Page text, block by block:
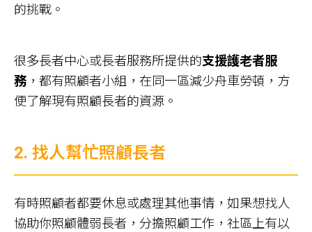
的挑戰。
很多長者中心或長者服務所提供的支援護老者服
務 ，都有照顧者小組，在同一區減少舟車勞頓，方
便了解現有照顧長者的資源。
2. 找人幫忙照顧長者
有時照顧者都要休息或處理其他事情，如果想找人
協助你照顧體弱長者，分擔照顧工作，社區上有以